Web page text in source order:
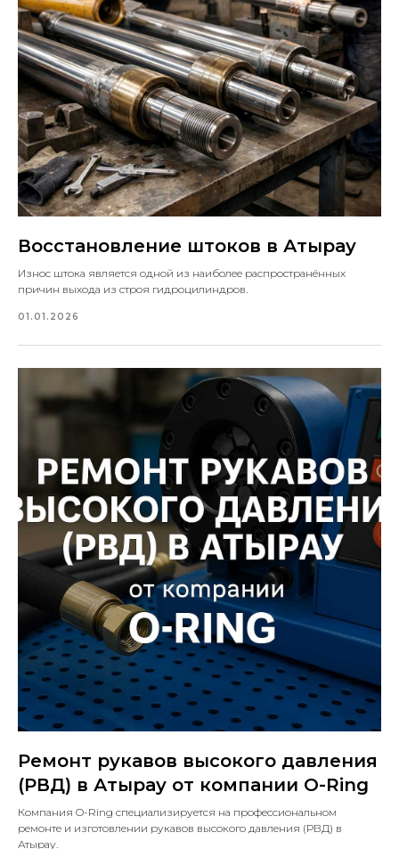
Восстановление штоков в Атырау
Износ штока является одной из наиболее распространённых
причин выхода из строя гидроцилиндров.
01.01.2026
Ремонт рукавов высокого давления
(РВД) в Атырау от компании O-Ring
Компания O-Ring специализируется на профессиональном
ремонте и изготовлении рукавов высокого давления (РВД) в
Атырау.